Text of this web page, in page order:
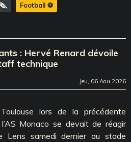
Football ⚽️
: Hervé Renard dévoile
technique
Jeu, 06 Aou 2026
lors de la précédente
Monaco se devait de réagir
Lens samedi dernier au stade